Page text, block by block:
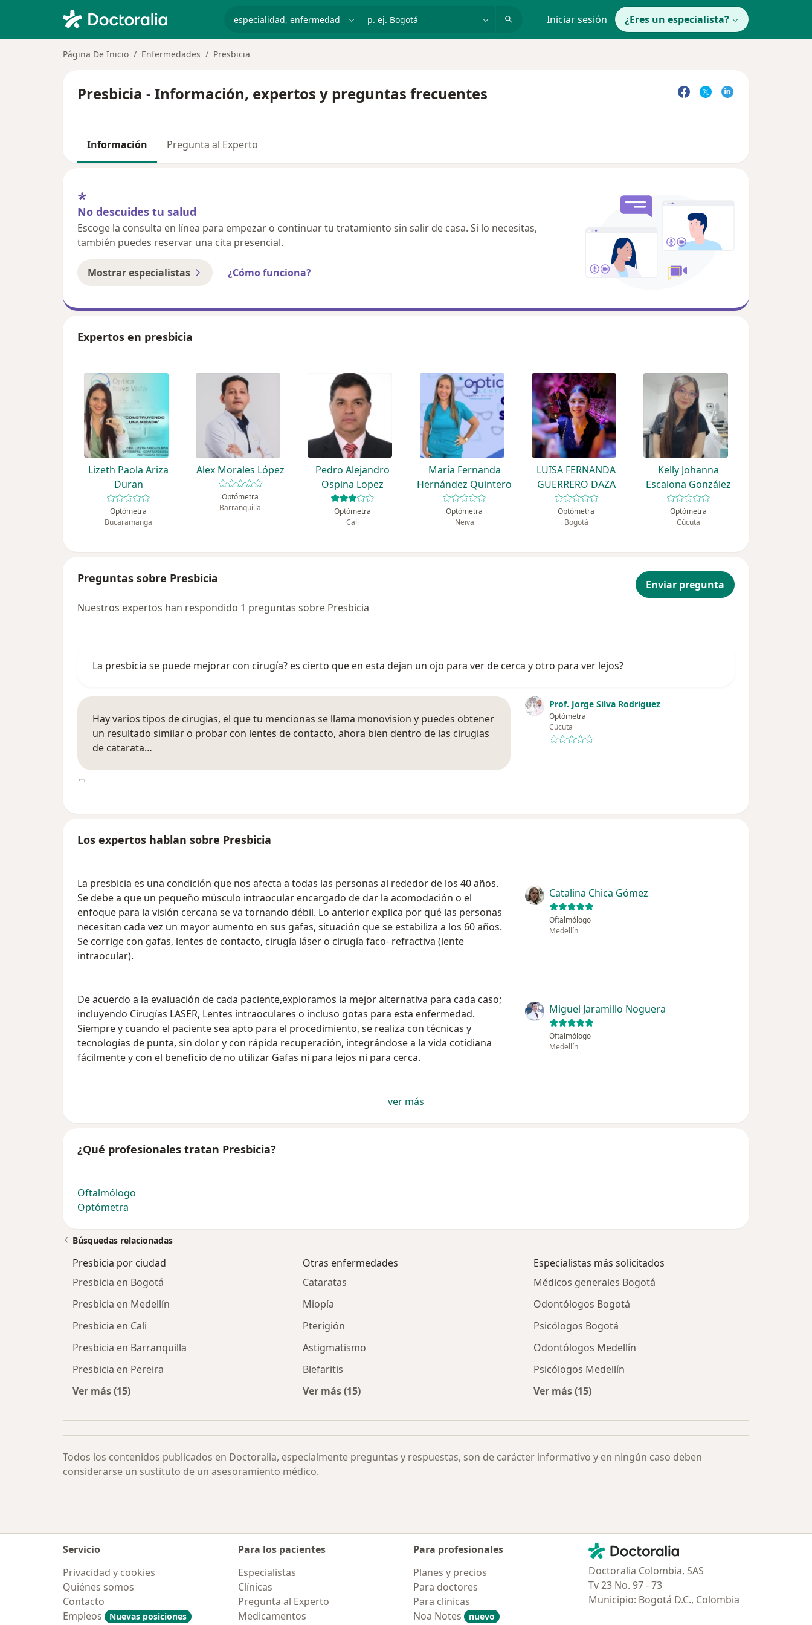
p. ej. Bogotá Iniciar sesión ¿Eres un especialista?
Página De Inicio Enfermedades Presbicia
Presbicia - Información, expertos y preguntas frecuentes
Información Pregunta al Experto
No descuides tu salud
Escoge la consulta en línea para empezar o continuar tu tratamiento sin salir de casa. Si lo necesitas,
también puedes reservar una cita presencial.
Mostrar especialistas ¿Cómo funciona?
Expertos en presbicia
Lizeth Paola Ariza
Duran
Optómetra
Bucaramanga
Alex Morales López
Optómetra
Barranquilla
Pedro Alejandro
Ospina Lopez
Optómetra
Cali
María Fernanda
Hernández Quintero
Optómetra
Neiva
LUISA FERNANDA
GUERRERO DAZA
Optómetra
Bogotá
Kelly Johanna
Escalona González
Optómetra
Cúcuta
Preguntas sobre Presbicia
Enviar pregunta
Nuestros expertos han respondido 1 preguntas sobre Presbicia
La presbicia se puede mejorar con cirugía? es cierto que en esta dejan un ojo para ver de cerca y otro para ver lejos?
Prof. Jorge Silva Rodriguez
Optómetra
Cúcuta
Hay varios tipos de cirugias, el que tu mencionas se llama monovision y puedes obtener
un resultado similar o probar con lentes de contacto, ahora bien dentro de las cirugias
de catarata…
Los expertos hablan sobre Presbicia
La presbicia es una condición que nos afecta a todas las personas al rededor de los 40 años.
Se debe a que un pequeño músculo intraocular encargado de dar la acomodación o el
enfoque para la visión cercana se va tornando débil. Lo anterior explica por qué las personas
necesitan cada vez un mayor aumento en sus gafas, situación que se estabiliza a los 60 años.
Se corrige con gafas, lentes de contacto, cirugía láser o cirugía faco- refractiva (lente
intraocular).
Catalina Chica Gómez
Oftalmólogo
Medellín
De acuerdo a la evaluación de cada paciente,exploramos la mejor alternativa para cada caso;
incluyendo Cirugías LASER, Lentes intraoculares o incluso gotas para esta enfermedad.
Siempre y cuando el paciente sea apto para el procedimiento, se realiza con técnicas y
tecnologías de punta, sin dolor y con rápida recuperación, integrándose a la vida cotidiana
fácilmente y con el beneficio de no utilizar Gafas ni para lejos ni para cerca.
Miguel Jaramillo Noguera
Oftalmólogo
Medellín
ver más
¿Qué profesionales tratan Presbicia?
Oftalmólogo
Optómetra
Búsquedas relacionadas
Presbicia por ciudad
Presbicia en Bogotá
Presbicia en Medellín
Presbicia en Cali
Presbicia en Barranquilla
Presbicia en Pereira
Ver más (15)
Otras enfermedades
Cataratas
Miopía
Pterigión
Astigmatismo
Blefaritis
Ver más (15)
Especialistas más solicitados
Médicos generales Bogotá
Odontólogos Bogotá
Psicólogos Bogotá
Odontólogos Medellín
Psicólogos Medellín
Ver más (15)
Todos los contenidos publicados en Doctoralia, especialmente preguntas y respuestas, son de carácter informativo y en ningún caso deben
considerarse un sustituto de un asesoramiento médico.
Servicio
Privacidad y cookies
Quiénes somos
Contacto
Empleos
Nuevas posiciones
Para los pacientes
Especialistas
Clínicas
Pregunta al Experto
Medicamentos
Para profesionales
Planes y precios
Para doctores
Para clinicas
Noa Notes
nuevo
Contacto
Doctoralia - Página de inicio
Doctoralia Colombia, SAS
Tv 23 No. 97 - 73
Municipio: Bogotá D.C., Colombia